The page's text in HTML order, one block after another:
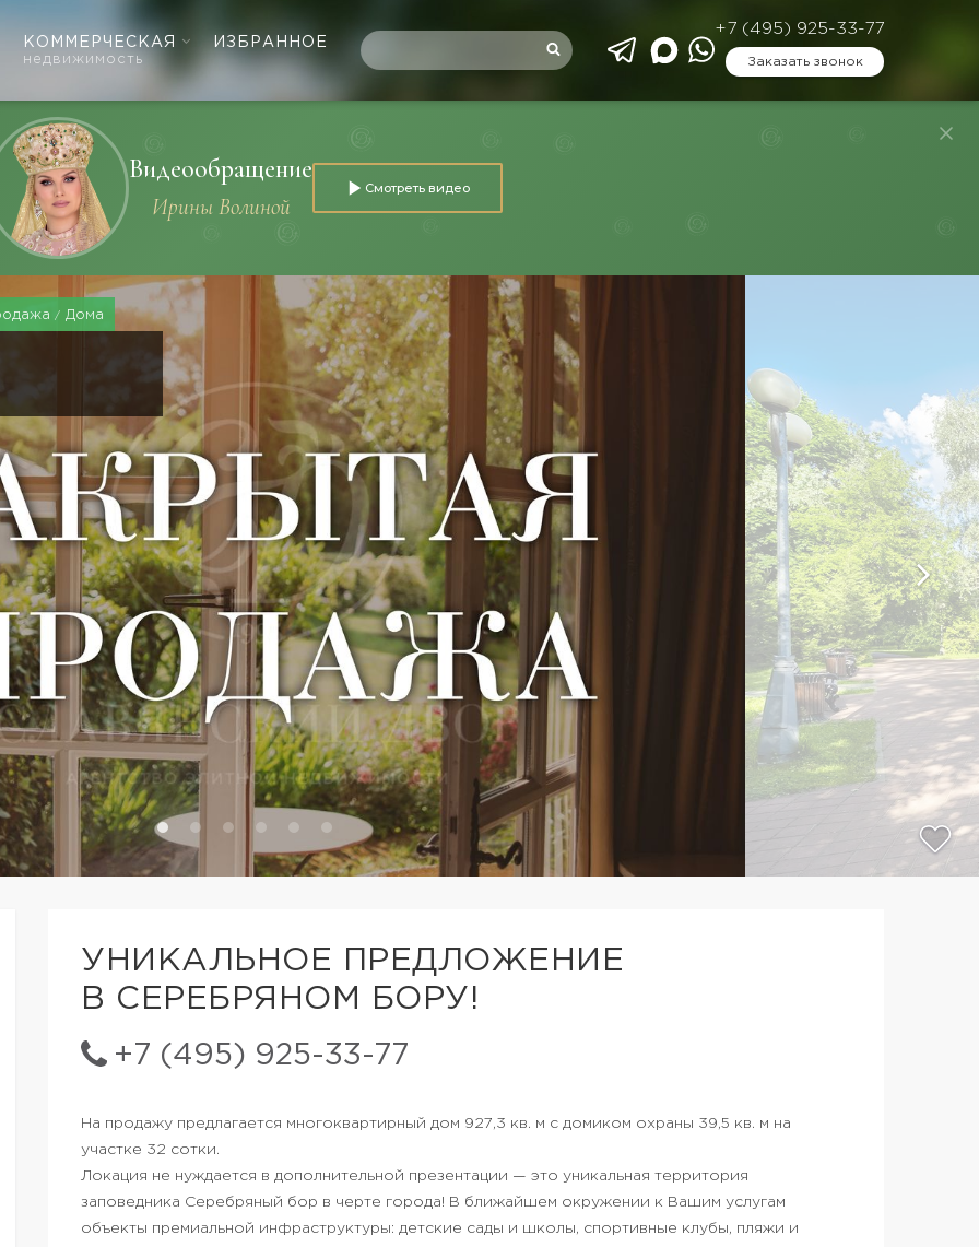
КОММЕРЧЕСКАЯ
недвижимость
ИЗБРАННОЕ
+7 (495) 925-33-77
Заказать звонок
Видеообращение
Ирины Волиной
Смотреть видео
Дома
УНИКАЛЬНОЕ ПРЕДЛОЖЕНИЕ
В СЕРЕБРЯНОМ БОРУ!
+7 (495) 925-33-77
На продажу предлагается многоквартирный дом 927,3 кв. м с домиком охраны 39,5 кв. м на
участке 32 сотки.
Локация не нуждается в дополнительной презентации — это уникальная территория
заповедника Серебряный бор в черте города! В ближайшем окружении к Вашим услугам
объекты премиальной инфраструктуры: детские сады и школы, спортивные клубы, пляжи и